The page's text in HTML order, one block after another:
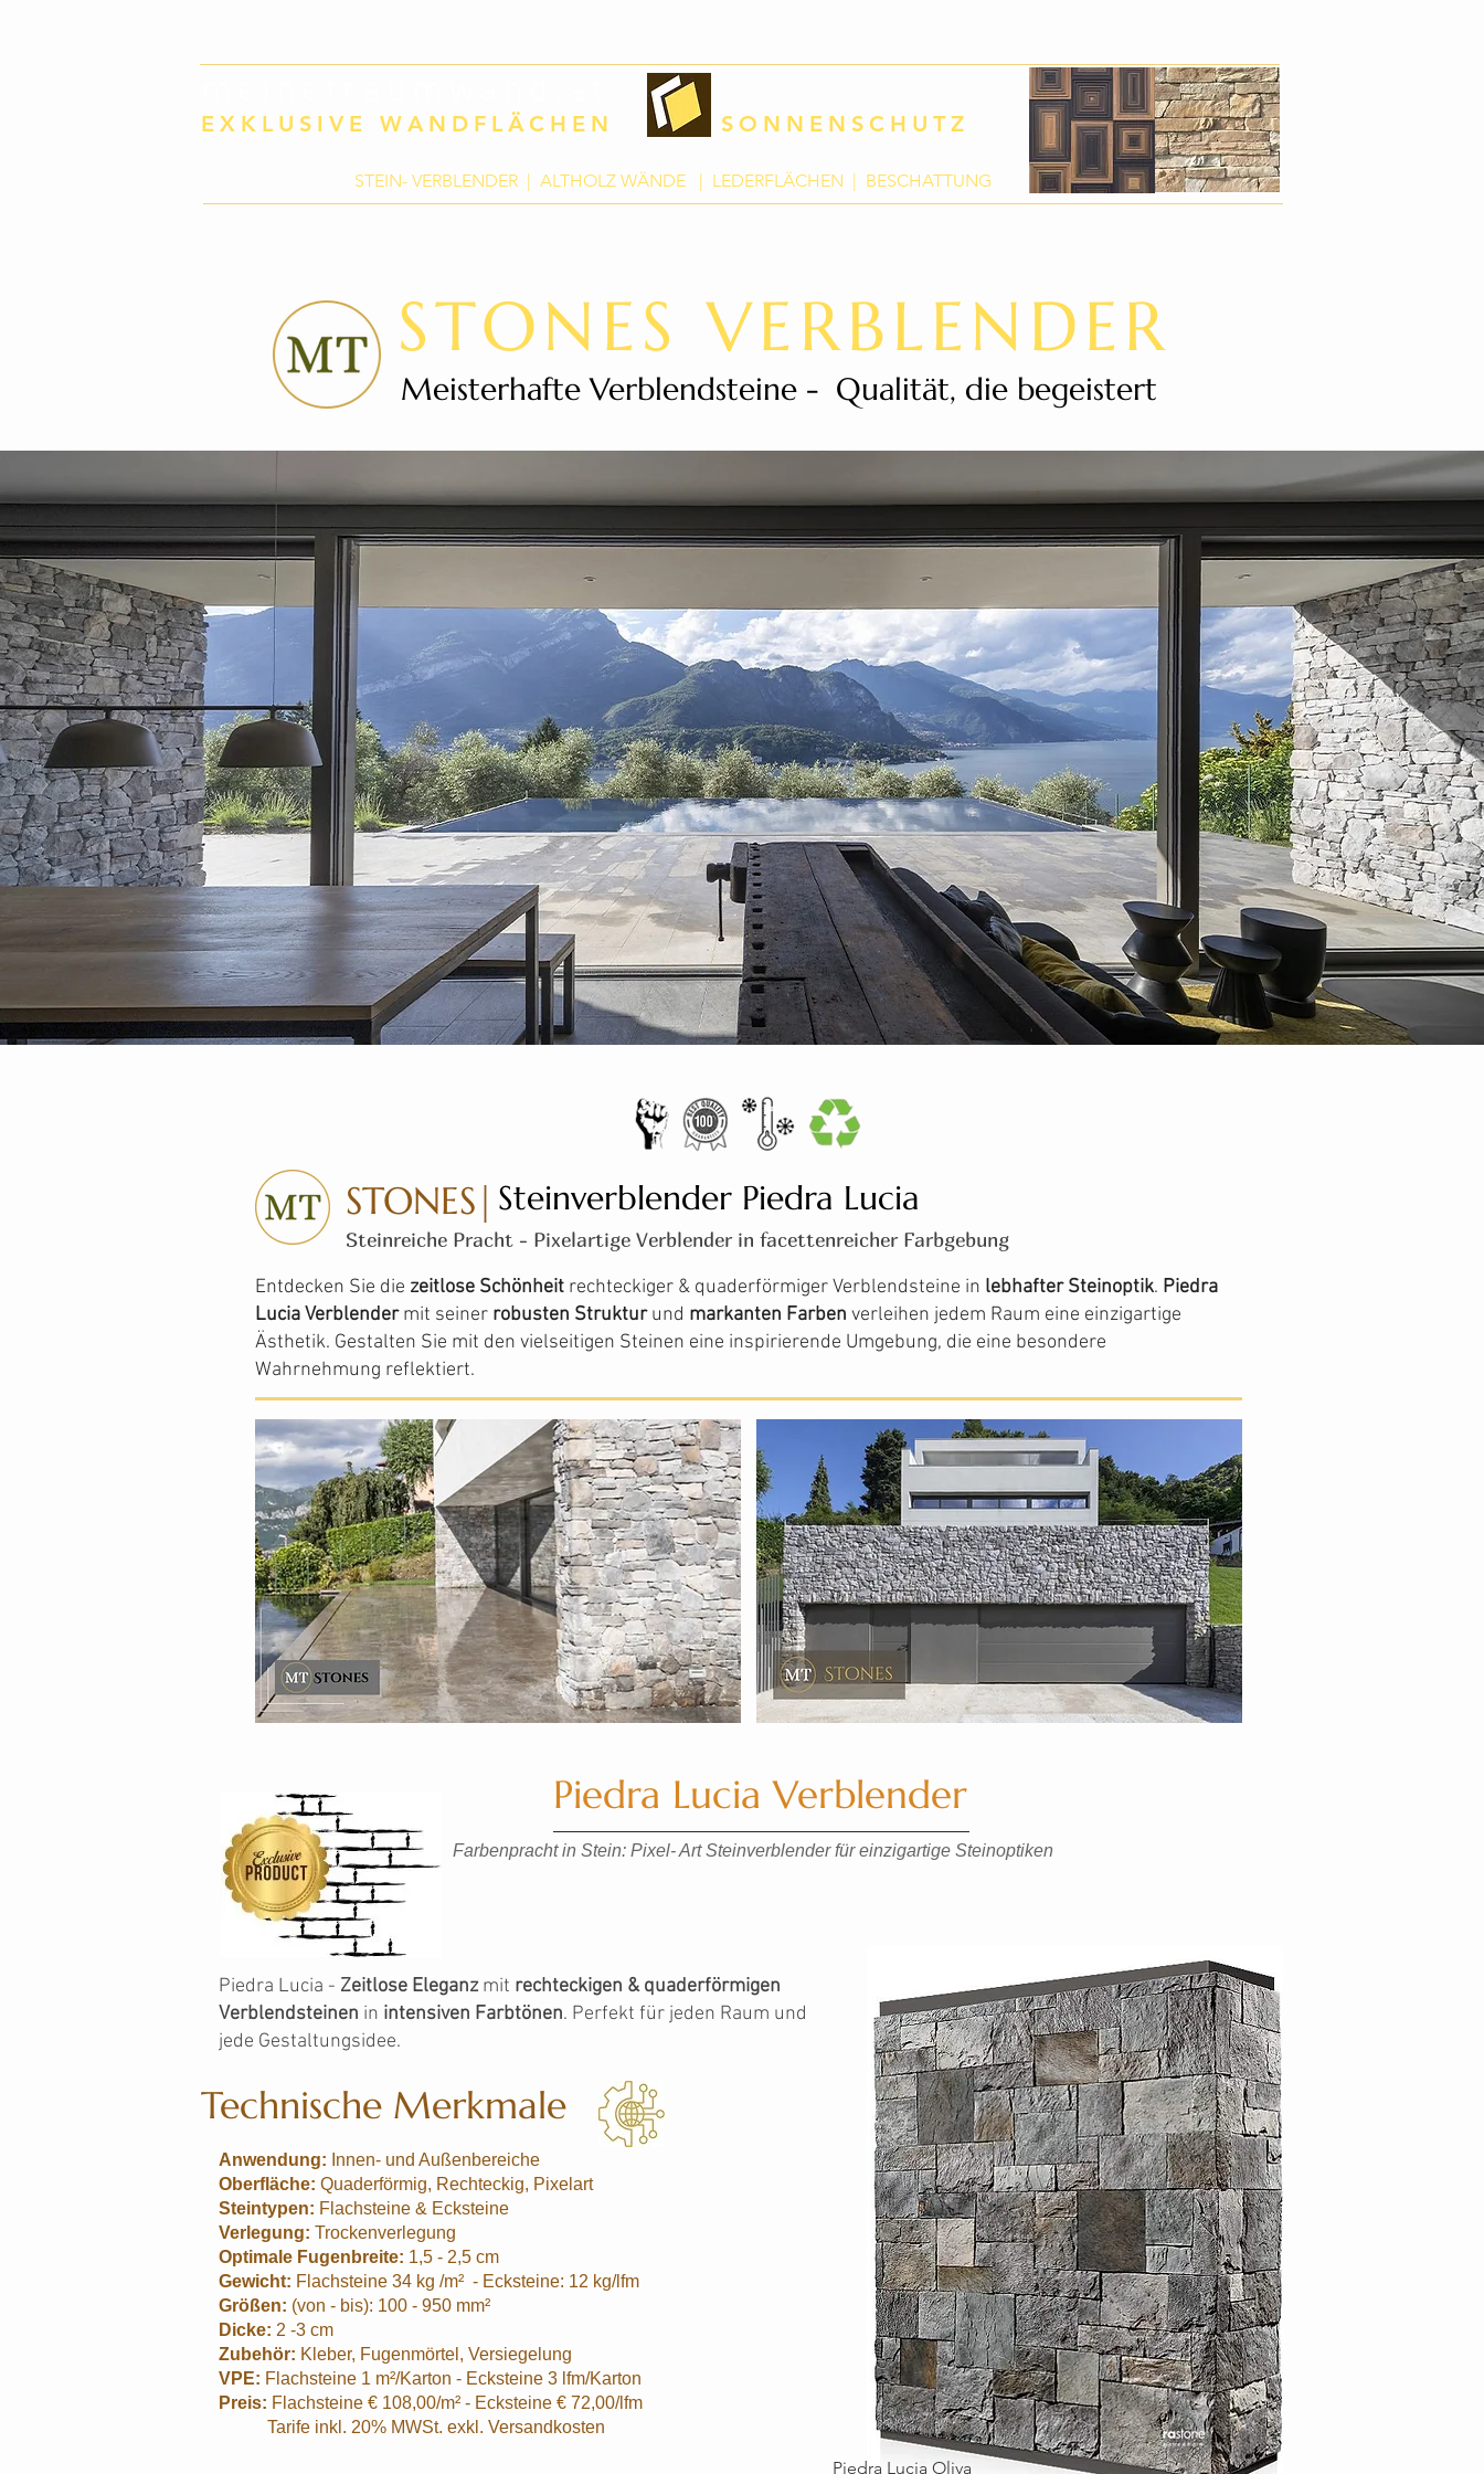
EXKLUSIVE WANDFLÄCHEN
STEIN- VERBLENDER | ALTHOLZ WÄNDE | LEDERFLÄCHEN | BESCHATTUNG
SONNENSCHUTZ
STONES VERBLENDER
Meisterhafte Verblendsteine - Qualität, die begeistert
STONES| Steinverblender Piedra Lucia
Steinreiche Pracht - Pixelartige Verblender in facettenreicher Farbgebung
Entdecken Sie die zeitlose Schönheit rechteckiger & quaderförmiger Verblendsteine in lebhafter Steinoptik. Piedra
Lucia Verblendermit seiner robusten Strukturund markanten Farben verleihen jedem Raum eine einzigartige
Ästhetik. Gestalten Sie mit den vielseitigen Steinen eine inspirierende Umgebung, die eine besondere
Wahrnehmung reflektiert.
Piedra Lucia Verblender
Farbenpracht in Stein: Pixel- Art Steinverblender für einzigartige Steinoptiken
Piedra Lucia - Zeitlose Eleganzmit rechteckigen & quaderförmigen
Verblendsteinen in intensiven Farbtönen. Perfekt für jeden Raum und
jede Gestaltungsidee.
Technische Merkmale
Anwendung: Innen- und Außenbereiche
Oberfläche: Quaderförmig, Rechteckig, Pixelart
Steintypen: Flachsteine & Ecksteine
Verlegung: Trockenverlegung
Optimale Fugenbreite: 1,5 - 2,5 cm
Gewicht: Flachsteine 34 kg /m² - Ecksteine: 12 kg/lfm
Größen: (von - bis): 100 - 950 mm²
Dicke: 2 -3 cm
Zubehör: Kleber, Fugenmörtel, Versiegelung
VPE: Flachsteine 1 m²/Karton - Ecksteine 3 lfm/Karton
Preis: Flachsteine € 108,00/m² - Ecksteine € 72,00/lfm
Tarife inkl. 20% MWSt. exkl. Versandkosten
Piedra Lucia Oliva